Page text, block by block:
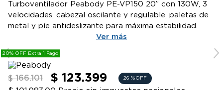
Turboventilador Peabody PE-VP150 20” con 130W, 3
velocidades, cabezal oscilante y regulable, paletas de
metal y píe antideslizante para máxima estabilidad.
Ver más
20% OFF Extra 1 Pago
$ 166.101 $ 123.399 26 % OFF
6.
cocina
7.
moto
9.
bicicleta
10. sommier